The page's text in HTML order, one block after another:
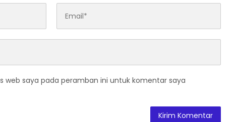
web saya pada peramban ini untuk komentar saya